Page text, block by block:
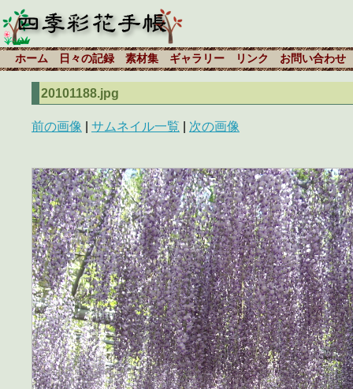
ホーム 日々の記録 素材集 ギャラリー リンク お問い合わせ
20101188.jpg
前の画像 サムネイル一覧 次の画像